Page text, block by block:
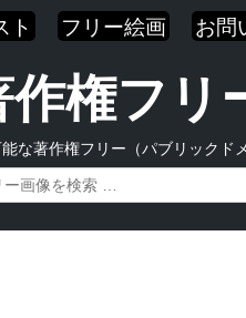
ト フリー絵画 お問
権フリ
な著作権フリー（パブリックド